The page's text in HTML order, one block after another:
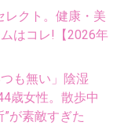
クト。健康・美
はコレ!【2026年
も無い」陰湿
歳女性。散歩中
が素敵すぎた